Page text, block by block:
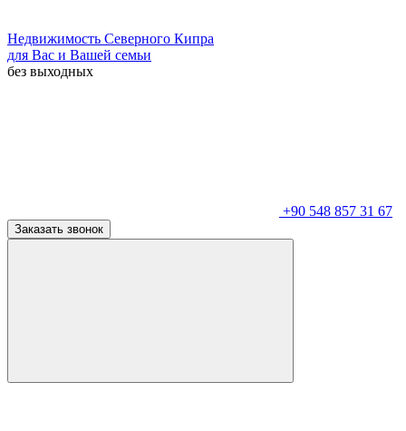
Недвижимость Северного Кипра
для Вас и Вашей семьи
без выходных
+90 548 857 31 67
Заказать звонок